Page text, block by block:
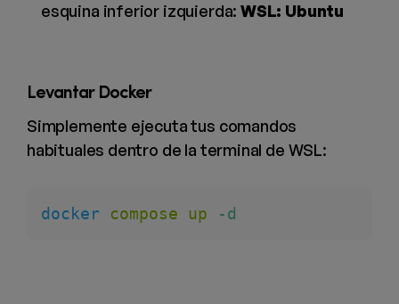
esquina inferior izquierda: WSL: Ubuntu
Levantar Docker
Simplemente ejecuta tus comandos
habituales dentro de la terminal de WSL:
docker compose up -d